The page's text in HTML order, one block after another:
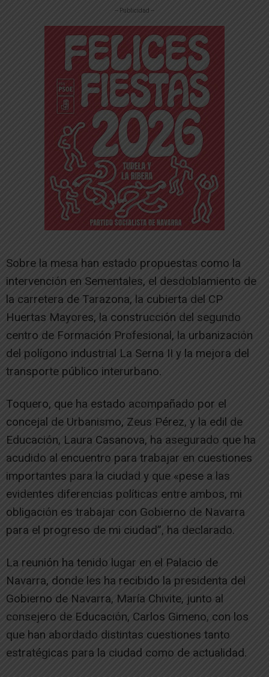
-- Publicidad --
Sobre la mesa han estado propuestas como la
intervención en Sementales, el desdoblamiento de
la carretera de Tarazona, la cubierta del CP
Huertas Mayores, la construcción del segundo
centro de Formación Profesional, la urbanización
del polígono industrial La Serna II y la mejora del
transporte público interurbano.
Toquero, que ha estado acompañado por el
concejal de Urbanismo, Zeus Pérez, y la edil de
Educación, Laura Casanova, ha asegurado que ha
acudido al encuentro para trabajar en cuestiones
importantes para la ciudad y que «pese a las
evidentes diferencias políticas entre ambos, mi
obligación es trabajar con Gobierno de Navarra
para el progreso de mi ciudad”, ha declarado.
La reunión ha tenido lugar en el Palacio de
Navarra, donde les ha recibido la presidenta del
Gobierno de Navarra, María Chivite, junto al
consejero de Educación, Carlos Gimeno, con los
que han abordado distintas cuestiones tanto
estratégicas para la ciudad como de actualidad.